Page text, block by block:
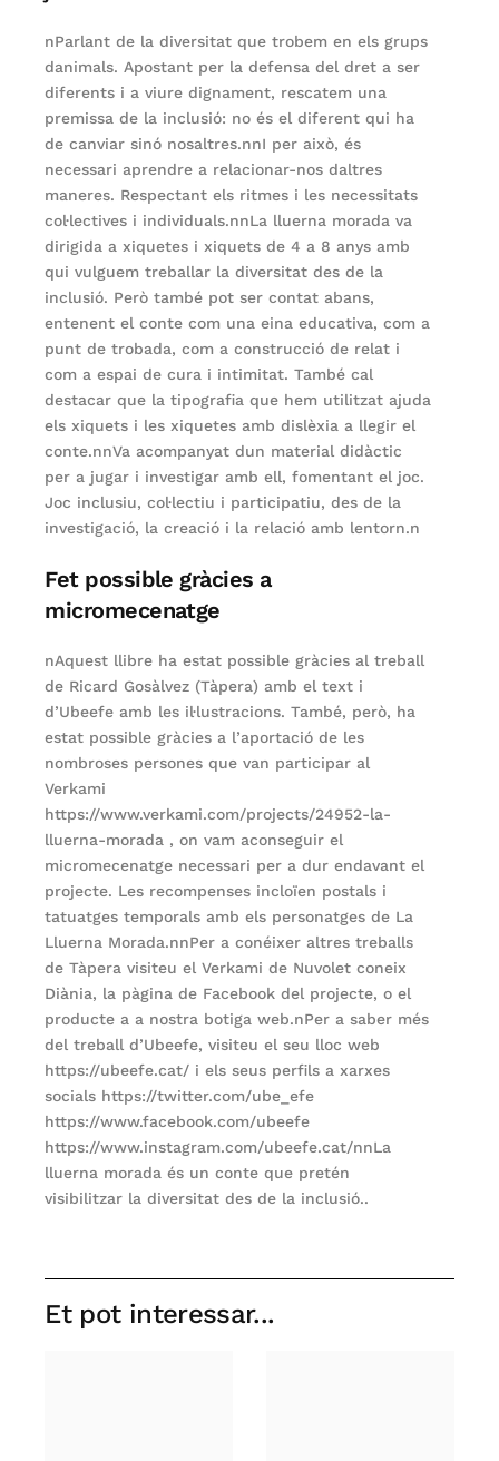
nParlant de la diversitat que trobem en els grups
danimals. Apostant per la defensa del dret a ser
diferents i a viure dignament, rescatem una
premissa de la inclusió: no és el diferent qui ha
de canviar sinó nosaltres.nnI per això, és
necessari aprendre a relacionar-nos daltres
maneres. Respectant els ritmes i les necessitats
col·lectives i individuals.nnLa lluerna morada va
dirigida a xiquetes i xiquets de 4 a 8 anys amb
qui vulguem treballar la diversitat des de la
inclusió. Però també pot ser contat abans,
entenent el conte com una eina educativa, com a
punt de trobada, com a construcció de relat i
com a espai de cura i intimitat. També cal
destacar que la tipografia que hem utilitzat ajuda
els xiquets i les xiquetes amb dislèxia a llegir el
conte.nnVa acompanyat dun material didàctic
per a jugar i investigar amb ell, fomentant el joc.
Joc inclusiu, col·lectiu i participatiu, des de la
investigació, la creació i la relació amb lentorn.n
Fet possible gràcies a
micromecenatge
nAquest llibre ha estat possible gràcies al treball
de Ricard Gosàlvez (Tàpera) amb el text i
d’Ubeefe amb les il·lustracions. També, però, ha
estat possible gràcies a l’aportació de les
nombroses persones que van participar al
Verkami
https://www.verkami.com/projects/24952-la-
lluerna-morada , on vam aconseguir el
micromecenatge necessari per a dur endavant el
projecte. Les recompenses incloïen postals i
tatuatges temporals amb els personatges de La
Lluerna Morada.nnPer a conéixer altres treballs
de Tàpera visiteu el Verkami de Nuvolet coneix
Diània, la pàgina de Facebook del projecte, o el
producte a a nostra botiga web.nPer a saber més
del treball d’Ubeefe, visiteu el seu lloc web
https://ubeefe.cat/ i els seus perfils a xarxes
socials https://twitter.com/ube_efe
https://www.facebook.com/ubeefe
https://www.instagram.com/ubeefe.cat/nnLa
lluerna morada és un conte que pretén
visibilitzar la diversitat des de la inclusió..
Et pot interessar...